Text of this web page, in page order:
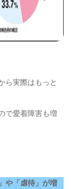
ら実際はもっと
で愛着障害も増
や「虐待」が増